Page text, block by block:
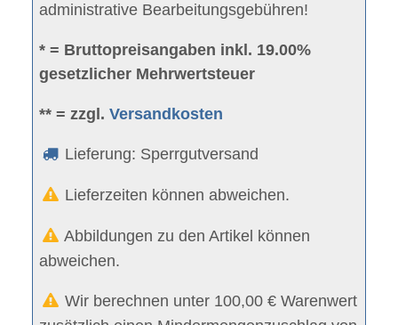
administrative Bearbeitungsgebühren!
* = Bruttopreisangaben inkl. 19.00%
gesetzlicher Mehrwertsteuer
** = zzgl.Versandkosten
Lieferung: Sperrgutversand
Lieferzeiten können abweichen.
Abbildungen zu den Artikel können
abweichen.
Wir berechnen unter 100,00 € Warenwert